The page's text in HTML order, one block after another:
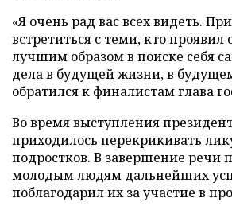
«Я очень рад вас всех видеть.
встретиться с теми, кто проявил
лучшим образом в поиске себя
дела в будущей жизни, в
обратился к финалистам глава
Во время выступления
приходилось перекрикивать
подростков. В завершение речи
молодым людям дальнейших
поблагодарил их за участие в